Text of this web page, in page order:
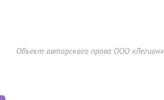
Объект авторского права ООО «Легион»